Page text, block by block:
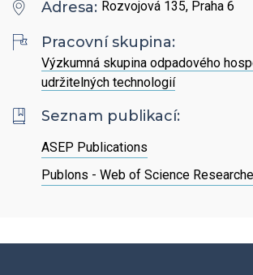
Ombudsman a ombudsmanka ÚCHP
Veřejné zakázky
Interní grantová agentura
Grantová agentura ÚCHP
Open Science
Nabídky zaměstnání
Hledat
Hledat
Intranet
Adresa: Rozvojová 135, Praha 6
Pracovní skupina:
Výzkumná skupina odpadového
udržitelných technologií
Seznam publikací:
ASEP Publications
Publons - Web of Science